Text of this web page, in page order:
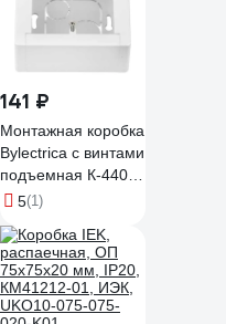
141 ₽
Монтажная коробка
Bylectrica с винтами
подъемная К-440
исп.1 черный
5(1)